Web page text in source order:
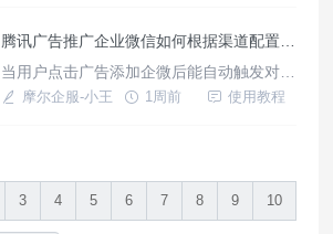
序链接参数配置错误原因：创建跳转链接过
程中参数配置有误，点击链接跳转后无法进
入小程序页面；排查方案：进入工具后台查
看是否授权上架小程序，小程
当用户点击广告添加企微后能自动触发对应
渠道专属欢迎语内容发送，无需客服主动对
动备注打上标签，不同广告计划匹配不同欢
迎语进行差异化运营。使用渠道欢迎语可实
现哪些功能？欢迎语可一次性发送
摩尔企服-小王 1周前 使用教程
3 4 5 6 7 8 9 10